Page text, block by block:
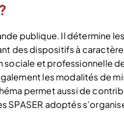
publique. Il détermine les
des dispositifs à caractère
sociale et professionnelle
les modalités de
permet aussi de
SPASER adoptés